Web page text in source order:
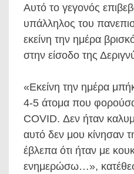
Αυτό το γεγονός
υπάλληλος του
εκείνη την ημέρα
στην είσοδο της
«Εκείνη την ημέρα
4-5 άτομα που
COVID. Δεν ήταν
αυτό δεν μου κίνησαν
έβλεπα ότι ήταν με
ενημερώσω…»,